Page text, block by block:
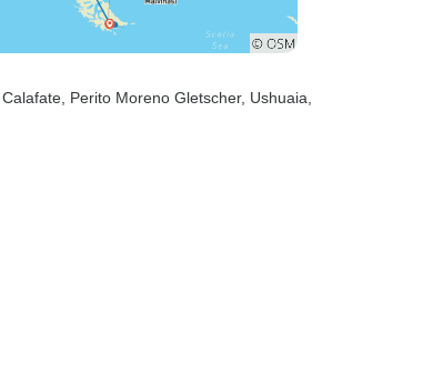
Calafate , Perito Moreno Gletscher, Ushuaia